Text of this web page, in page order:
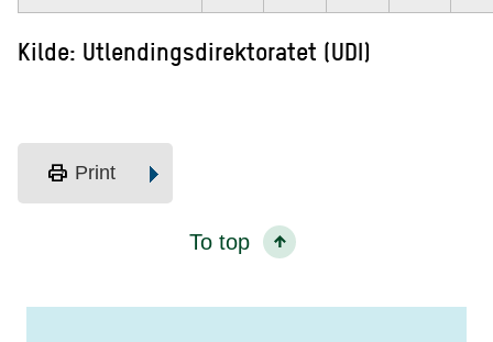
Kilde: Utlendingsdirektoratet (UDI)
print Print
To top